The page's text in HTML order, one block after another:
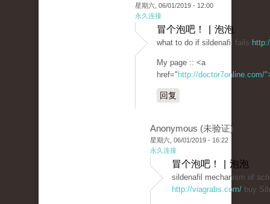
星期六, 06/01/2019 - 12:00
永久连接
冒个泡吧！ | 泡泡
what to do if sildenafil fails
My page :: <a
href=" http://doctor7online.com/
回复
Anonymous (未验证)
星期六, 06/01/2019 - 16:22
永久连接
冒个泡吧！ | 泡泡
sildenafil mechanism of
http://viagrabs.com/ buy